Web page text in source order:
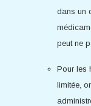
dans un
peut ne
Pour les
limitée,